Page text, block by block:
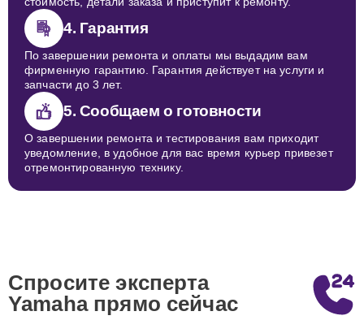
4. Гарантия
По завершении ремонта и оплаты мы выдадим вам
фирменную гарантию. Гарантия действует на услуги и
запчасти до 3 лет.
5. Сообщаем о готовности
О завершении ремонта и тестирования вам приходит
уведомление, в удобное для вас время курьер привезет
отремонтированную технику.
Спросите эксперта
Yamaha прямо сейчас